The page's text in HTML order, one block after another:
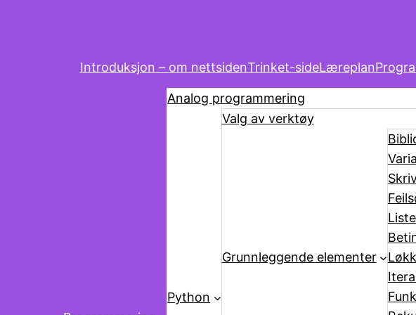
Introduksjon – om nettsidenTrinket-sideLæreplan
Analog programmering
Python
Valg av verktøy
Grunnleggende elementer